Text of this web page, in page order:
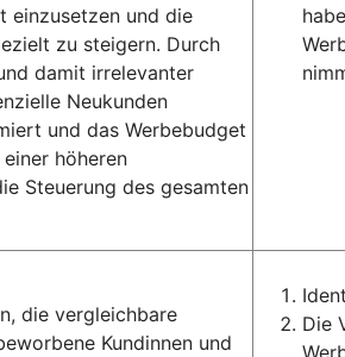
einzusetzen und die
zu steigern. Durch
damit irrelevanter
Neukunden
und das Werbebudget
höheren
Steuerung des gesamten
die vergleichbare
Kundinnen und
Die